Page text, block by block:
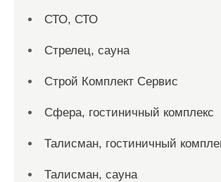
СТО, СТО
Стрелец, сауна
Строй Комплект Сервис
Сфера, гостиничный комплекс
Талисман, гостиничный
Талисман, сауна